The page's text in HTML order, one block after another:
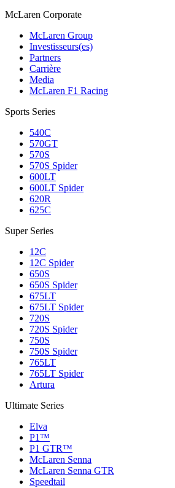
McLaren Corporate
McLaren Group
Investisseurs(es)
Partners
Carrière
Media
McLaren F1 Racing
Sports Series
540C
570GT
570S
570S Spider
600LT
600LT Spider
620R
625C
Super Series
12C
12C Spider
650S
650S Spider
675LT
675LT Spider
720S
720S Spider
750S
750S Spider
765LT
765LT Spider
Artura
Ultimate Series
Elva
P1™
P1 GTR™
McLaren Senna
McLaren Senna GTR
Speedtail